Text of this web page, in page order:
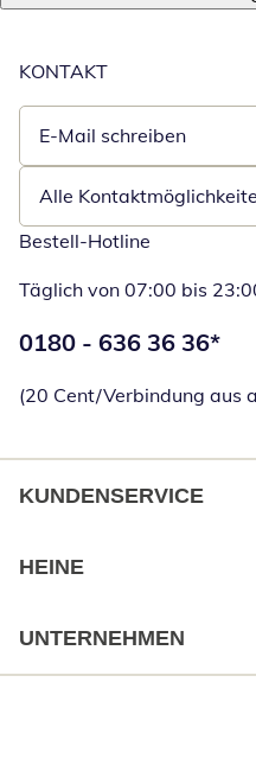
KONTAKT
E-Mail schreiben
Öffnet E-Mail-Client
Alle
Bestell-Hotline
Täglich von 07:00 bis
Telefonnummer:
0180 - 636 36 36*
(20 Cent/Verbindung aus
KUNDENSERVICE
HEINE
UNTERNEHMEN